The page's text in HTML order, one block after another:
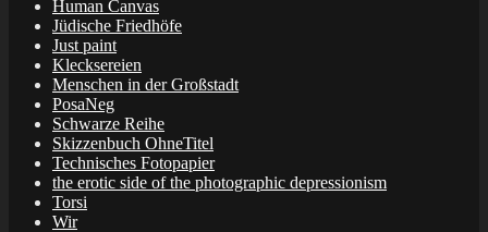
Human Canvas
Jüdische Friedhöfe
Just paint
Klecksereien
Menschen in der Großstadt
PosaNeg
Schwarze Reihe
Skizzenbuch OhneTitel
Technisches Fotopapier
the erotic side of the photographic depressionism
Torsi
Wir